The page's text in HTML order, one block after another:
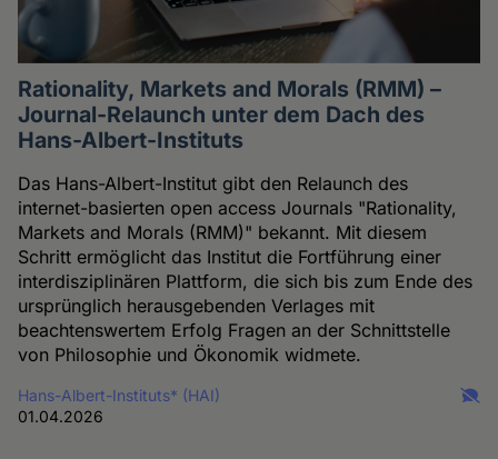
Rationality, Markets and Morals (RMM) –
Journal-Relaunch unter dem Dach des
Hans-Albert-Instituts
Das Hans-Albert-Institut gibt den Relaunch des
internet-basierten open access Journals "Rationality,
Markets and Morals (RMM)" bekannt. Mit diesem
Schritt ermöglicht das Institut die Fortführung einer
interdisziplinären Plattform, die sich bis zum Ende des
ursprünglich herausgebenden Verlages mit
beachtenswertem Erfolg Fragen an der Schnittstelle
von Philosophie und Ökonomik widmete.
Hans-Albert-Instituts* (HAI)
01.04.2026